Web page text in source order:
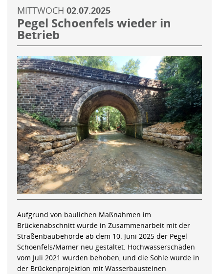
MITTWOCH 02.07.2025
Pegel Schoenfels wieder in
Betrieb
Aufgrund von baulichen Maßnahmen im
Brückenabschnitt wurde in Zusammenarbeit mit der
Straßenbaubehörde ab dem 10. Juni 2025 der Pegel
Schoenfels/Mamer neu gestaltet. Hochwasserschäden
vom Juli 2021 wurden behoben, und die Sohle wurde in
der Brückenprojektion mit Wasserbausteinen